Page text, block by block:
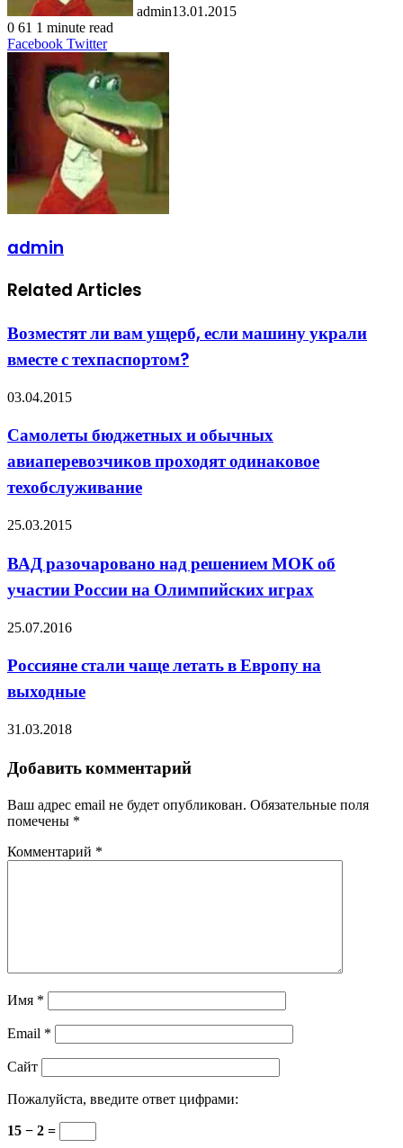
admin13.01.2015
0 61 1 minute read
Facebook TwitterLinkedIn
Tumblr
Pinterest
Reddit
VKontakte
Share
via
Email
Print
admin
Related Articles
Возместят ли вам ущерб, если машину украли
вместе с техпаспортом?
03.04.2015
Самолеты бюджетных и обычных
авиаперевозчиков проходят одинаковое
техобслуживание
25.03.2015
ВАД разочаровано над решением МОК об
участии России на Олимпийских играх
25.07.2016
Россияне стали чаще летать в Европу на
выходные
31.03.2018
Добавить комментарий
Ваш адрес email не будет опубликован. Обязательные поля
помечены *
Комментарий *
Имя *
Email *
Сайт
Пожалуйста, введите ответ цифрами:
15 − 2 =